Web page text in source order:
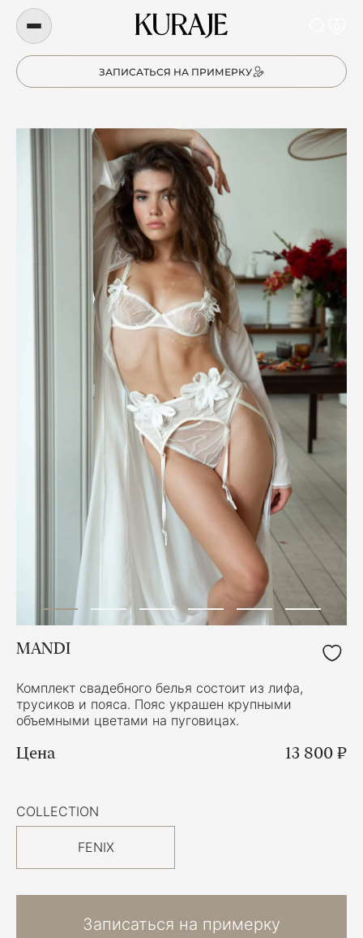
ЗАПИСАТЬСЯ НА ПРИМЕРКУ
MANDI
Комплект свадебного белья состоит из лифа,
трусиков и пояса. Пояс украшен крупными
объемными цветами на пуговицах.
Цена 13 800 ₽
COLLECTION
FENIX
Записаться на примерку